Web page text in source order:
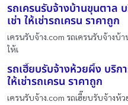
รถเครนรับจ้างบ้านขุนตาล
เช่า ให้เช่ารถเครน ราคาถูก
เครนรับจ้าง.com รถเครนรับจ้างบ้
ให้เ
รถเฮี๊ยบรับจ้างห้วยผึ้ง บริก
ให้เช่ารถเครน ราคาถูก
เครนรับจ้าง.com รถเฮี๊ยบรับจ้างห้